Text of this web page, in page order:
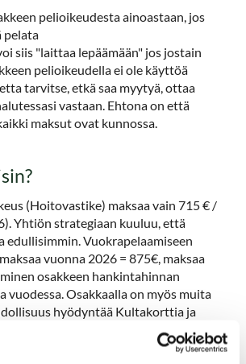
pelioikeudesta ainoastaan, jos
pelata
siis "laittaa lepäämään" jos jostain
pelioikeudella ei ole käyttöä
tarvitse, etkä saa myytyä, ottaa
vastaan. Ehtona on että
maksut ovat kunnossa.
(Hoitovastike) maksaa vain 715 € /
Yhtiön strategiaan kuuluu, että
edullisimmin. Vuokrapelaamiseen
vuonna 2026 = 875€, maksaa
osakkeen hankintahinnan
vuodessa. Osakkaalla on myös muita
hyödyntää Kultakorttia ja
kenttien tarjouksia. Osakkailla on
golfauton vuokrasta ja